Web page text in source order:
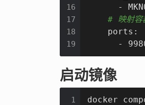
16
17
18
19
-
# 映射容
    ports:
-
启动镜像
1 docker